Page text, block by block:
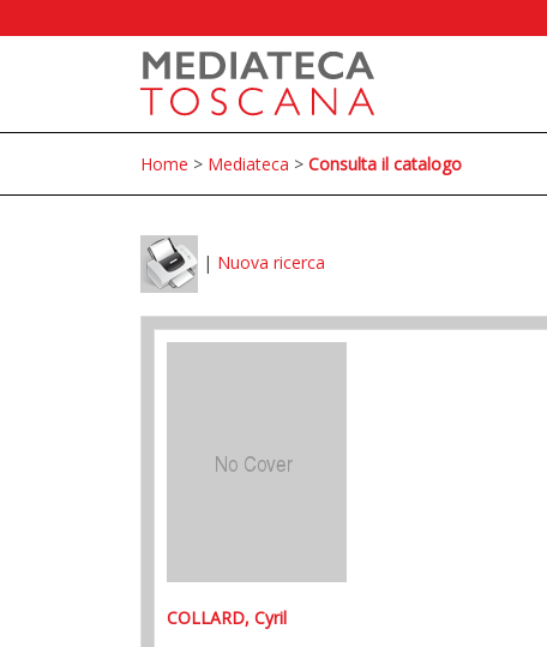
Home > Mediateca > Consulta il catalogo
| Nuova ricerca
COLLARD, Cyril